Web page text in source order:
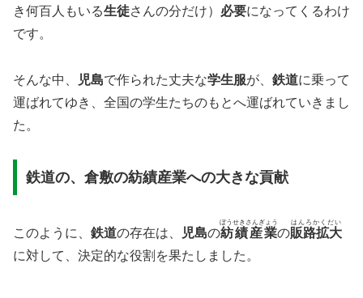
き何百人もいる生徒さんの分だけ） 必要になってくるわけ
です。
そんな中、 児島で作られた丈夫な学生服が、 鉄道に乗って
運ばれてゆき、全国の学生たちのもとへ運ばれていきまし
た。
​鉄道の、倉敷の紡績産業への大きな貢献
​このように、 鉄道の存在は、 児島の紡績産業
ぼうせきさんぎょう
の販路拡大
はんろかくだい
に対して、決定的な役割を果たしました。